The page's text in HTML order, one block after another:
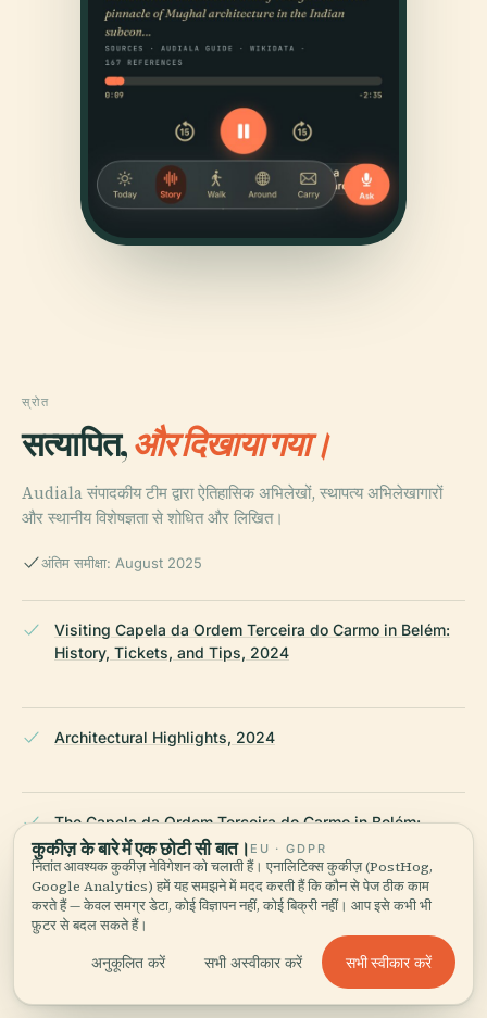
स्रोत
सत्यापित,और दिखाया गया।
Audiala संपादकीय टीम द्वारा ऐतिहासिक अभिलेखों, स्थापत्य अभिलेखागारों
और स्थानीय विशेषज्ञता से शोधित और लिखित।
अंतिम समीक्षा: August 2025
Visiting Capela da Ordem Terceira do Carmo in Belém:
History, Tickets, and Tips, 2024
Architectural Highlights, 2024
The Capela da Ordem Terceira do Carmo in Belém:
History, Visitor Information, and Cultural Significance,
2024
Visiting Capela da Ordem Terceira do Carmo in Belém:
Hours, Tickets, History & Travel Tips, 2024
कुकीज़ के बारे में एक छोटी सी बात। EU · GDPR
नितांत आवश्यक कुकीज़ नेविगेशन को चलाती हैं। एनालिटिक्स कुकीज़ (PostHog,
Google Analytics) हमें यह समझने में मदद करती हैं कि कौन से पेज ठीक काम
करते हैं — केवल समग्र डेटा, कोई विज्ञापन नहीं, कोई बिक्री नहीं। आप इसे कभी भी
फ़ुटर से बदल सकते हैं।
अनुकूलित करें सभी अस्वीकार करें सभी स्वीकार करें